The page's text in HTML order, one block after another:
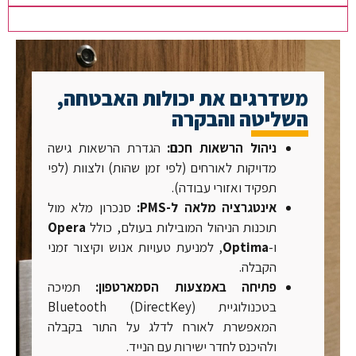
משדרגים את יכולות האבטחה,
השליטה והבקרה
ניהול הרשאות חכם: הגדרת הרשאות גישה
מדויקות לאורחים (לפי זמן שהות) ולצוות (לפי
תפקיד ואזורי עבודה).
אינטגרציה מלאה ל-PMS:
סנכרון מלא מול
תוכנות הניהול המובילות בעולם, כולל Opera
ו-Optima, למניעת טעויות אנוש וקיצור זמני
הקבלה.
פתיחה באמצעות הסמארטפון: תמיכה
בטכנולוגיית Bluetooth (DirectKey)
המאפשרת לאורח לדלג על התור בקבלה
ולהיכנס לחדר ישירות עם הנייד.